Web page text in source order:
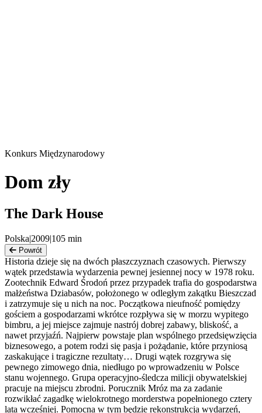
Konkurs Międzynarodowy
Dom zły
The Dark House
Polska|2009|105 min
Powrót
Historia dzieje się na dwóch płaszczyznach czasowych. Pierwszy
wątek przedstawia wydarzenia pewnej jesiennej nocy w 1978 roku.
Zootechnik Edward Środoń przez przypadek trafia do gospodarstwa
małżeństwa Dziabasów, położonego w odległym zakątku Bieszczad
i zatrzymuje się u nich na noc. Początkowa nieufność pomiędzy
gościem a gospodarzami wkrótce rozpływa się w morzu wypitego
bimbru, a jej miejsce zajmuje nastrój dobrej zabawy, bliskość, a
nawet przyjaźń. Najpierw powstaje plan wspólnego przedsięwzięcia
biznesowego, a potem rodzi się pasja i pożądanie, które przyniosą
zaskakujące i tragiczne rezultaty… Drugi wątek rozgrywa się
pewnego zimowego dnia, niedługo po wprowadzeniu w Polsce
stanu wojennego. Grupa operacyjno-śledcza milicji obywatelskiej
pracuje na miejscu zbrodni. Porucznik Mróz ma za zadanie
rozwikłać zagadkę wielokrotnego morderstwa popełnionego cztery
lata wcześniej. Pomocna w tym będzie rekonstrukcja wydarzeń,